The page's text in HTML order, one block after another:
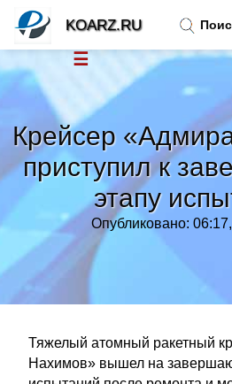
Крейсер
приступил к
этапу
Опубликовано:
Тяжелый атомный ракетный
Нахимов» вышел на
KOARZ.RU
☰
Новости
Тренды новостей»
»
Правила »
Контакт»